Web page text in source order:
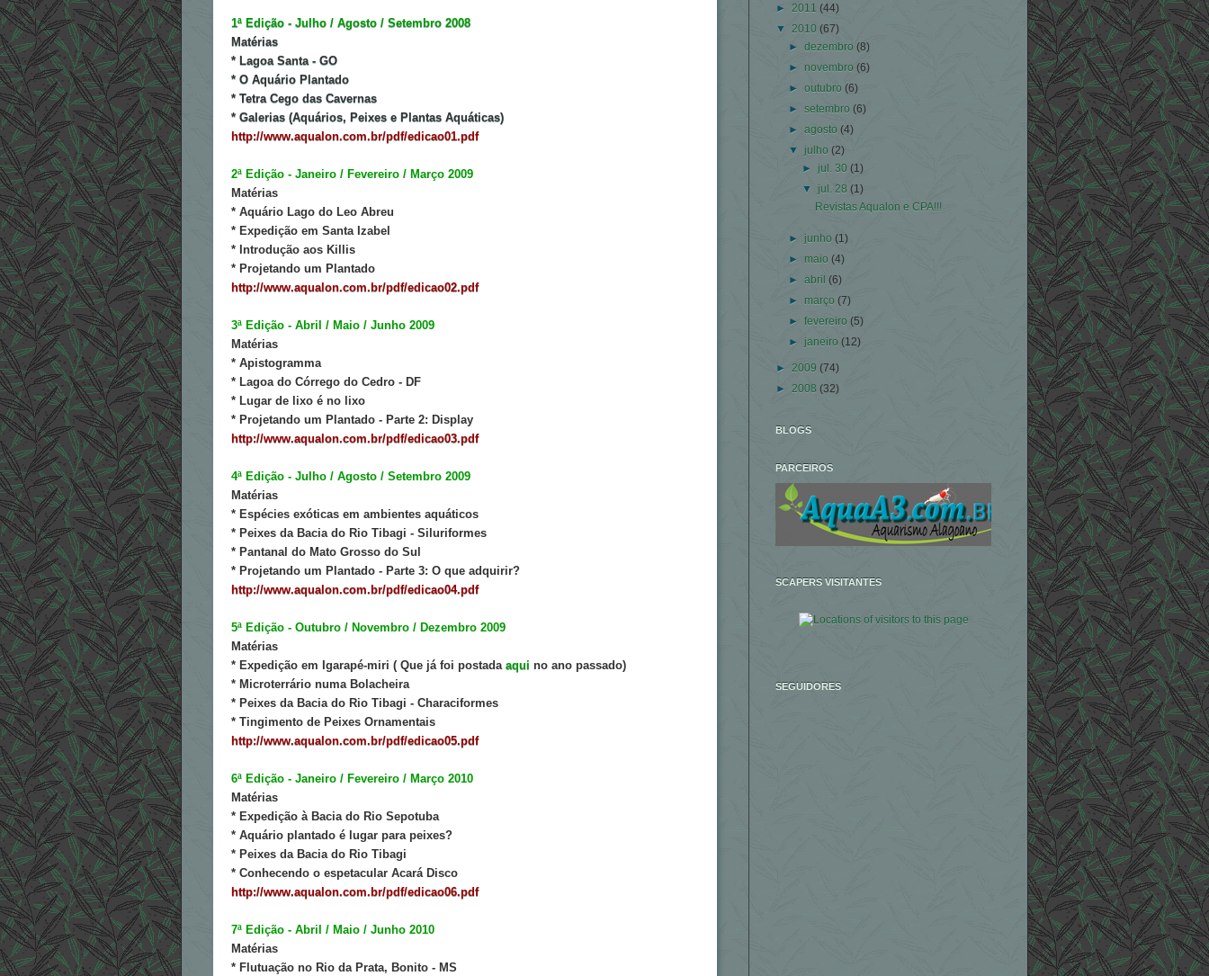
1ª Edição - Julho / Agosto / Setembro 2008
Matérias
* Lagoa Santa - GO
* O Aquário Plantado
* Tetra Cego das Cavernas
* Galerias (Aquários, Peixes e Plantas Aquáticas)
http://www.aqualon.com.br/pdf/edicao01.pdf
2ª Edição - Janeiro / Fevereiro / Março 2009
Matérias
* Aquário Lago do Leo Abreu
* Expedição em Santa Izabel
* Introdução aos Killis
* Projetando um Plantado
http://www.aqualon.com.br/pdf/edicao02.pdf
3ª Edição - Abril / Maio / Junho 2009
Matérias
* Apistogramma
* Lagoa do Córrego do Cedro - DF
* Lugar de lixo é no lixo
* Projetando um Plantado - Parte 2: Display
http://www.aqualon.com.br/pdf/edicao03.pdf
4ª Edição - Julho / Agosto / Setembro 2009
Matérias
* Espécies exóticas em ambientes aquáticos
* Peixes da Bacia do Rio Tibagi - Siluriformes
* Pantanal do Mato Grosso do Sul
* Projetando um Plantado - Parte 3: O que adquirir?
http://www.aqualon.com.br/pdf/edicao04.pdf
5ª Edição - Outubro / Novembro / Dezembro 2009
Matérias
* Expedição em Igarapé-miri ( Que já foi postada aqui no ano passado)
* Microterrário numa Bolacheira
* Peixes da Bacia do Rio Tibagi - Characiformes
* Tingimento de Peixes Ornamentais
http://www.aqualon.com.br/pdf/edicao05.pdf
6ª Edição - Janeiro / Fevereiro / Março 2010
Matérias
* Expedição à Bacia do Rio Sepotuba
* Aquário plantado é lugar para peixes?
* Peixes da Bacia do Rio Tibagi
* Conhecendo o espetacular Acará Disco
http://www.aqualon.com.br/pdf/edicao06.pdf
7ª Edição - Abril / Maio / Junho 2010
Matérias
* Flutuação no Rio da Prata, Bonito - MS
► 2011 (44)
▼ 2010 (67)
►dezembro(8)
► novembro (6)
►outubro (6)
►setembro(6)
►agosto(4)
▼ julho(2)
► jul. 30 (1)
▼ jul. 28 (1)
Revistas Aqualon e CPA!!!
►junho (1)
► maio (4)
►abril(6)
► março(7)
►fevereiro (5)
►janeiro(12)
► 2009 (74)
► 2008 (32)
BLOGS
PARCEIROS
SCAPERS VISITANTES
SEGUIDORES